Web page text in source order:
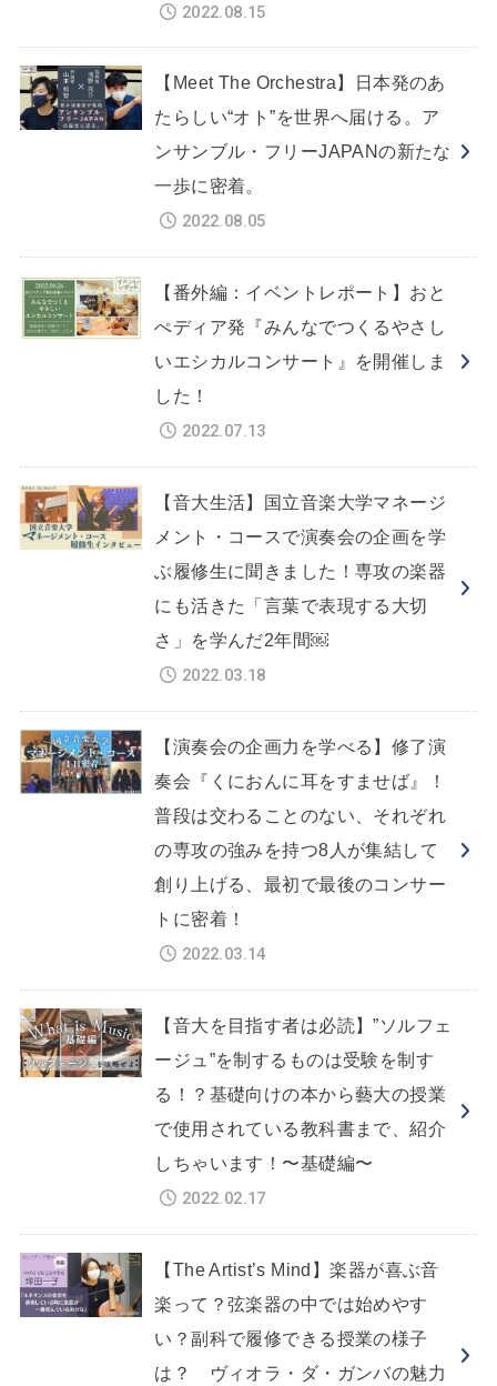
2022.08.15
【Meet The Orchestra】日本発のあ
たらしい“オト”を世界へ届ける。ア
ンサンブル・フリーJAPANの新たな
一歩に密着。
2022.08.05
【番外編：イベントレポート】おと
ぺディア発『みんなでつくるやさし
いエシカルコンサート』を開催しま
した！
2022.07.13
【音大生活】国立音楽大学マネージ
メント・コースで演奏会の企画を学
ぶ履修生に聞きました！専攻の楽器
にも活きた「言葉で表現する大切
さ」を学んだ2年間￼
2022.03.18
【演奏会の企画力を学べる】修了演
奏会『くにおんに耳をすませば』！
普段は交わることのない、それぞれ
の専攻の強みを持つ8人が集結して
創り上げる、最初で最後のコンサー
トに密着！
2022.03.14
【音大を目指す者は必読】”ソルフェ
ージュ”を制するものは受験を制す
る！？基礎向けの本から藝大の授業
で使用されている教科書まで、紹介
しちゃいます！〜基礎編〜
2022.02.17
【The Artist’s Mind】楽器が喜ぶ音
楽って？弦楽器の中では始めやす
い？副科で履修できる授業の様子
は？ ヴィオラ・ダ・ガンバの魅力